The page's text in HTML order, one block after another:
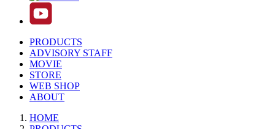
PRODUCTS
ADVISORY STAFF
MOVIE
STORE
WEB SHOP
ABOUT
HOME